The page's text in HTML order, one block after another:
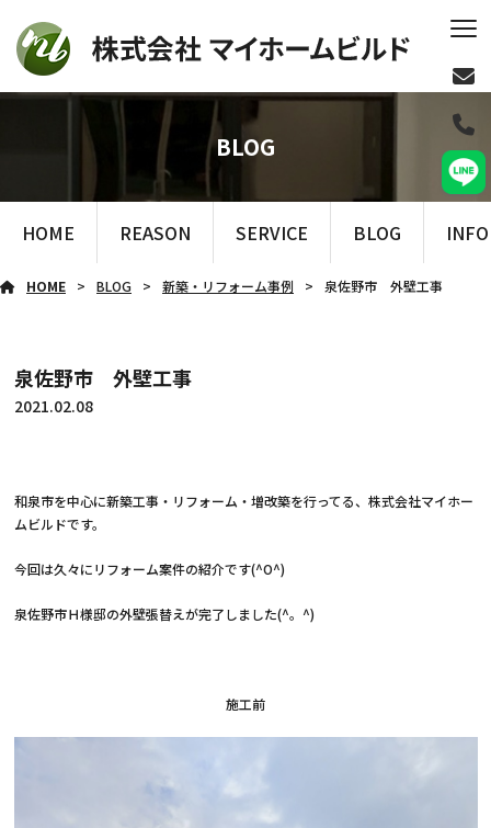
BLOG
HOME REASON SERVICE BLOG
HOME BLOG 新築・リフォーム事例 泉佐野市 外壁工事
泉佐野市 外壁工事
2021.02.08
和泉市を中心に新築工事・リフォーム・増改築を行ってる、株式会社マイホー
ムビルドです。
今回は久々にリフォーム案件の紹介です(^O^)
泉佐野市Ｈ様邸の外壁張替えが完了しました(^。^)
施工前